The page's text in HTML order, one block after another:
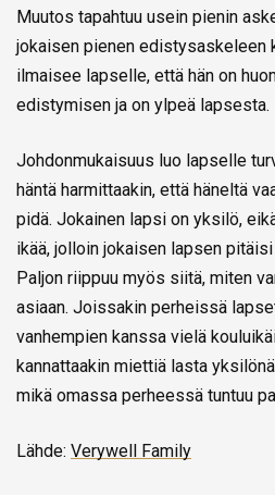
Muutos tapahtuu usein pienin
jokaisen pienen edistysaskeleen
ilmaisee lapselle, että hän on
edistymisen ja on ylpeä lapsesta.
Johdonmukaisuus luo lapselle
häntä harmittaakin, että häneltä
pidä. Jokainen lapsi on yksilö,
ikää, jolloin jokaisen lapsen
Paljon riippuu myös siitä, miten
asiaan. Joissakin perheissä
vanhempien kanssa vielä
kannattaakin miettiä lasta
mikä omassa perheessä tuntuu
Lähde: Verywell Family